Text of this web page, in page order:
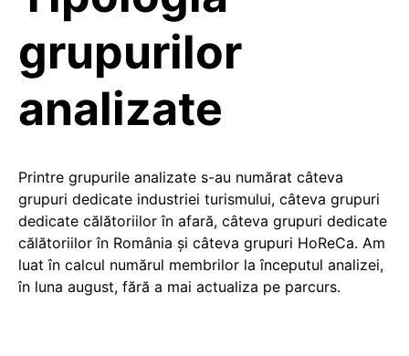
grupurilor
analizate
Printre grupurile analizate s-au numărat câteva
grupuri dedicate industriei turismului, câteva grupuri
dedicate călătoriilor în afară, câteva grupuri dedicate
călătoriilor în România și câteva grupuri HoReCa. Am
luat în calcul numărul membrilor la începutul analizei,
în luna august, fără a mai actualiza pe parcurs.